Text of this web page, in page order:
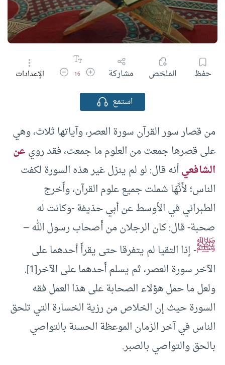
حفظ الملخص مشاركة زيادة حجم الخط
16 تقليل حجم الخط
الإعدادات
استمع
من قصار سور القرآن سورة العصر، وآياتها ثلاث، وهي
على قصرها جمعت من العلوم ما جمعت، فقد رويعن
الشافعيأنه قال: لو لم ينزل غير هذه السورة لكفت
الناس؛ لأَنَّهَا شملت جميع علوم القرآن، وأَخرج
الطبراني في الأوسط عن أبي حذيفة -وكانت له
صحبة- قال: كان الرجلان من أَصحاب رسول الله –
ﷺ- إذا التقيا لم يتفرقا حتى يقرأَ أحدهما على
الآخر سورة العصر، ثم يسلم أَحدهما على الآخر[1].
ولعل ما حمل هؤلاء الصحابة على هذا العمل فقه
السورة حيث إن الخلاص من رزية الخسارة التي تلحق
الناس في آخر الزمان الموعظة الحسنة بالتواصي
بالحق والتواصي بالصبر.